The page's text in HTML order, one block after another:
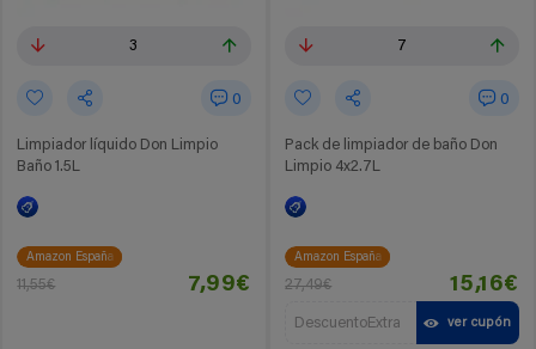
3
0
Limpiador líquido Don Limpio
Baño 1.5L
Amazon España
11,55€ 7,99€
7
0
Pack de limpiador de baño Don
Limpio 4x2.7L
Amazon España
27,49€ 15,16€
DescuentoExtra ver cupón